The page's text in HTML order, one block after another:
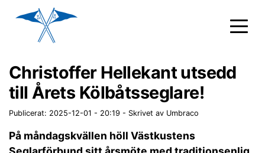
Christoffer Hellekant utsedd
till Årets Kölbåtsseglare!
Publicerat: 2025-12-01 - 20:19 - Skrivet av Umbraco
På måndagskvällen höll Västkustens